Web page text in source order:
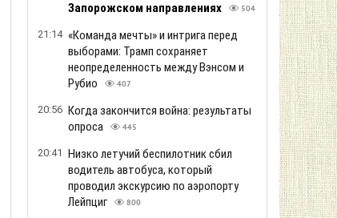
Запорожском направлениях
504
21:14 «Команда мечты» и интрига перед
выборами: Трамп сохраняет
неопределенность между Вэнсом и
Рубио
407
20:56 Когда закончится война: результаты
опроса
445
20:41 Низко летучий беспилотник сбил
водитель автобуса, который
проводил экскурсию по аэропорту
Лейпциг
800